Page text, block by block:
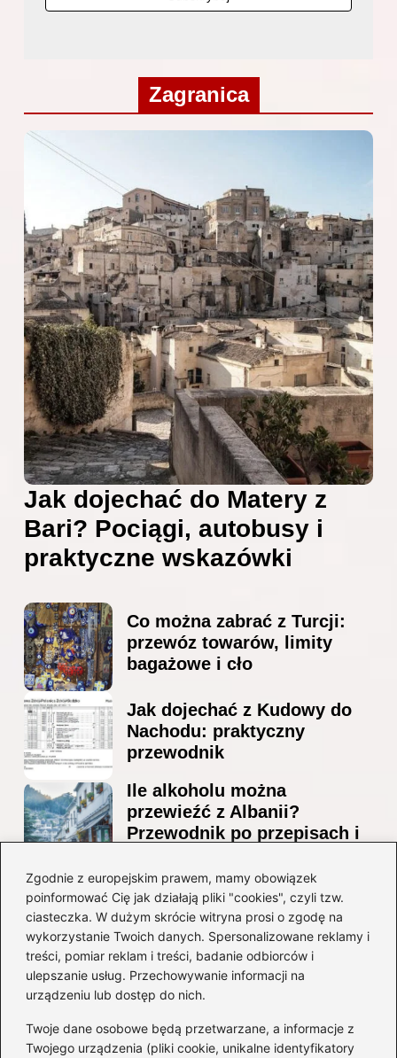
Zgodnie z europejskim prawem, mamy obowiązek
poinformować Cię jak działają pliki "cookies", czyli tzw.
ciasteczka. W dużym skrócie witryna prosi o zgodę na
wykorzystanie Twoich danych. Spersonalizowane reklamy i
treści, pomiar reklam i treści, badanie odbiorców i
ulepszanie usług. Przechowywanie informacji na
urządzeniu lub dostęp do nich.
Twoje dane osobowe będą przetwarzane, a informacje z
Twojego urządzenia (pliki cookie, unikalne identyfikatory
Zagranica
Jak dojechać do Matery z
Bari? Pociągi, autobusy i
praktyczne wskazówki
Co można zabrać z Turcji:
przewóz towarów, limity
bagażowe i cło
Jak dojechać z Kudowy do
Nachodu: praktyczny
przewodnik
Ile alkoholu można
przewieźć z Albanii?
Przewodnik po przepisach i
Ile alkoholu można legalnie
przesłać przez granicę do
Czech?
Kategorie
Ciekawostki(8)